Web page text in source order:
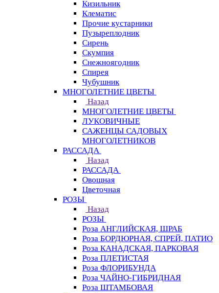
Кизильник
Клематис
Прочие кустарники
Пузыреплодник
Сирень
Скумпия
Снежноягодник
Спирея
Чубушник
МНОГОЛЕТНИЕ ЦВЕТЫ
Назад
МНОГОЛЕТНИЕ ЦВЕТЫ
ЛУКОВИЧНЫЕ
САЖЕНЦЫ САДОВЫХ
МНОГОЛЕТНИКОВ
РАССАДА
Назад
РАССАДА
Овощная
Цветочная
РОЗЫ
Назад
РОЗЫ
Роза АНГЛИЙСКАЯ, ШРАБ
Роза БОРДЮРНАЯ, СПРЕЙ, ПАТИО
Роза КАНАДСКАЯ, ПАРКОВАЯ
Роза ПЛЕТИСТАЯ
Роза ФЛОРИБУНДА
Роза ЧАЙНО-ГИБРИДНАЯ
Роза ШТАМБОВАЯ